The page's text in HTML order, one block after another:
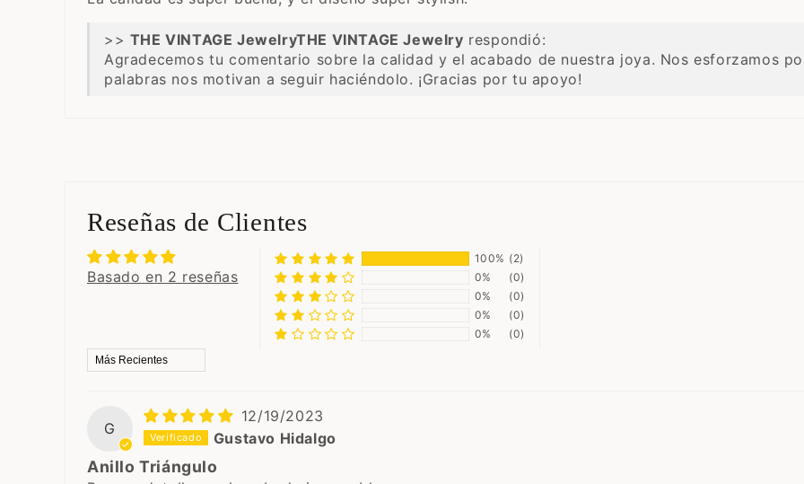
>> THE VINTAGE Jewelry respondió:
Agradecemos tu comentario sobre la calidad y el acabado de nuestra joya. Nos esforzamos
palabras nos motivan a seguir haciéndolo. ¡Gracias por tu apoyo!
Reseñas de Clientes
Basado en 2 reseñas
100% (2)
0%
(0)
0%
(0)
0%
(0)
0%
(0)
Sort by
G
12/19/2023
Gustavo Hidalgo
Anillo Triángulo